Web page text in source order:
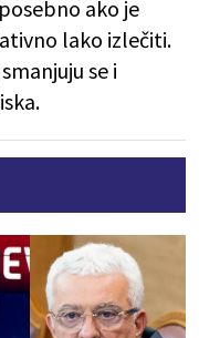
ako je
lako izlečiti.
se i